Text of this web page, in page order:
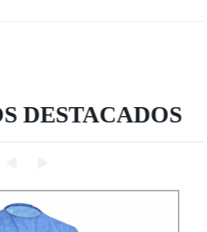
DESTACADOS